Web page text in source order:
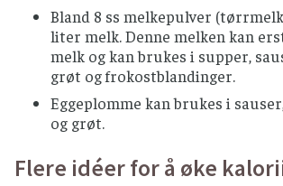
Bland 8 ss melkepulver
liter melk. Denne melken kan
melk og kan brukes i supper,
grøt og frokostblandinger.
Eggeplomme kan brukes i
og grøt.
Flere idéer for å øke